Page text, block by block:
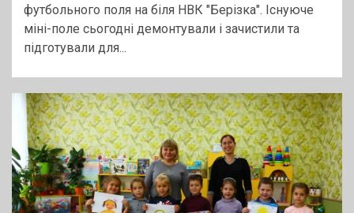
футбольного поля на біля НВК "Берізка". Існуюче
міні-поле сьогодні демонтували і зачистили та
підготували для...